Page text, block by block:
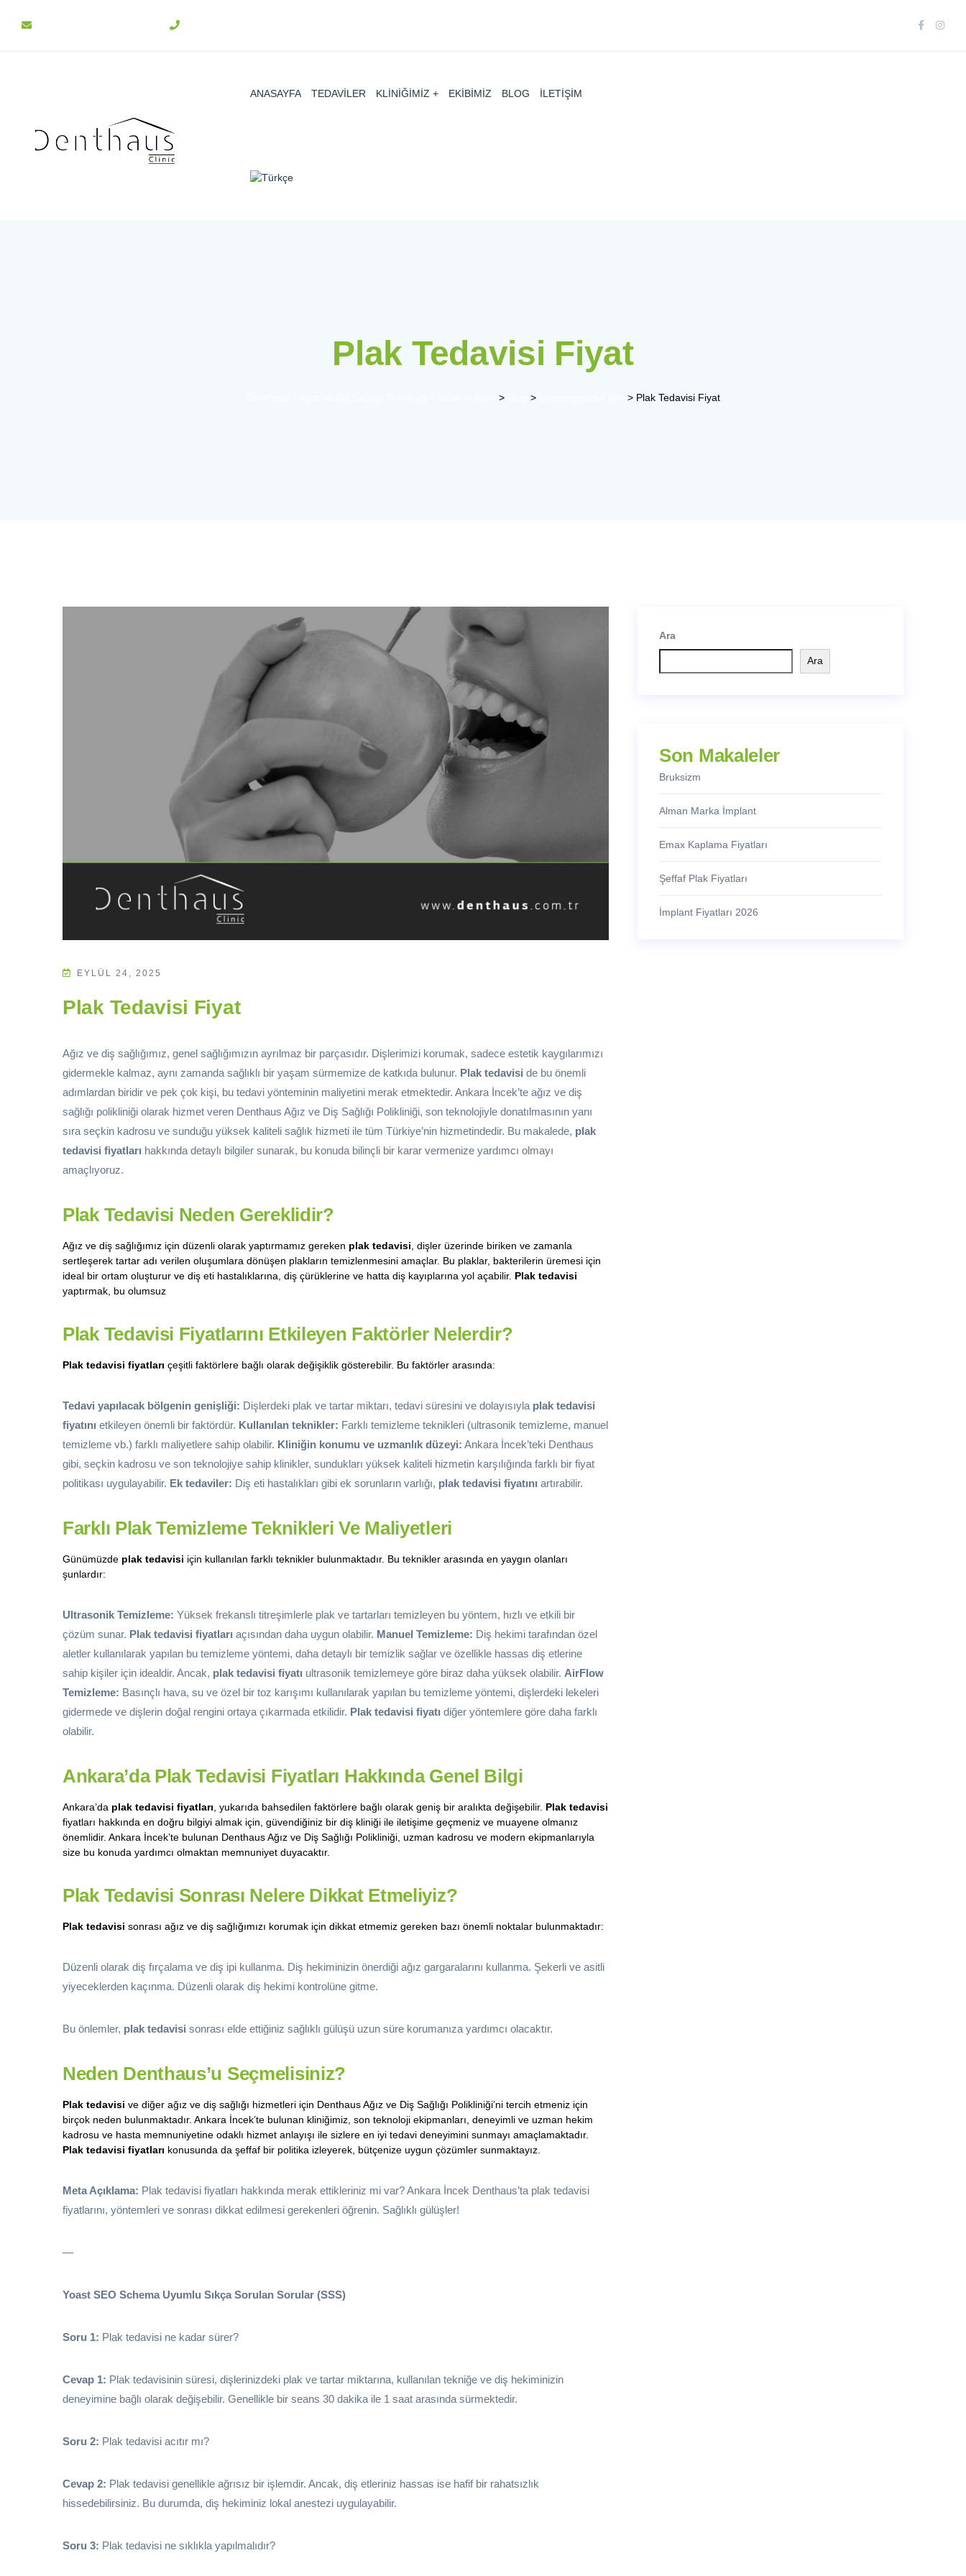
ANASAYFA TEDAVİLER KLİNİĞİMİZ EKİBİMİZ BLOG İLETİŞİM
Plak Tedavisi Fiyat
> > > Plak Tedavisi Fiyat
EYLÜL 24, 2025
Plak Tedavisi Fiyat
Ağız ve diş sağlığımız, genel sağlığımızın ayrılmaz bir parçasıdır. Dişlerimizi korumak, sadece estetik kaygılarımızı
gidermekle kalmaz, aynı zamanda sağlıklı bir yaşam sürmemize de katkıda bulunur. Plak tedavisi de bu önemli
adımlardan biridir ve pek çok kişi, bu tedavi yönteminin maliyetini merak etmektedir. Ankara İncek’te ağız ve diş
sağlığı polikliniği olarak hizmet veren Denthaus Ağız ve Diş Sağlığı Polikliniği, son teknolojiyle donatılmasının yanı
sıra seçkin kadrosu ve sunduğu yüksek kaliteli sağlık hizmeti ile tüm Türkiye’nin hizmetindedir. Bu makalede, plak
tedavisi fiyatları hakkında detaylı bilgiler sunarak, bu konuda bilinçli bir karar vermenize yardımcı olmayı
amaçlıyoruz.
Plak Tedavisi Neden Gereklidir?
Ağız ve diş sağlığımız için düzenli olarak yaptırmamız gereken plak tedavisi , dişler üzerinde biriken ve zamanla
sertleşerek tartar adı verilen oluşumlara dönüşen plakların temizlenmesini amaçlar. Bu plaklar, bakterilerin üremesi için
ideal bir ortam oluşturur ve diş eti hastalıklarına, diş çürüklerine ve hatta diş kayıplarına yol açabilir. Plak tedavisi
yaptırmak, bu olumsuz
Plak Tedavisi Fiyatlarını Etkileyen Faktörler Nelerdir?
Plak tedavisi fiyatları çeşitli faktörlere bağlı olarak değişiklik gösterebilir. Bu faktörler arasında:
Tedavi yapılacak bölgenin genişliği: Dişlerdeki plak ve tartar miktarı, tedavi süresini ve dolayısıyla plak tedavisi
fiyatını etkileyen önemli bir faktördür. Kullanılan teknikler: Farklı temizleme teknikleri (ultrasonik temizleme, manuel
temizleme vb.) farklı maliyetlere sahip olabilir. Kliniğin konumu ve uzmanlık düzeyi: Ankara İncek’teki Denthaus
gibi, seçkin kadrosu ve son teknolojiye sahip klinikler, sundukları yüksek kaliteli hizmetin karşılığında farklı bir fiyat
politikası uygulayabilir. Ek tedaviler: Diş eti hastalıkları gibi ek sorunların varlığı, plak tedavisi fiyatını artırabilir.
Farklı Plak Temizleme Teknikleri Ve Maliyetleri
Günümüzde plak tedavisi için kullanılan farklı teknikler bulunmaktadır. Bu teknikler arasında en yaygın olanları
şunlardır:
Ultrasonik Temizleme: Yüksek frekanslı titreşimlerle plak ve tartarları temizleyen bu yöntem, hızlı ve etkili bir
çözüm sunar. Plak tedavisi fiyatları açısından daha uygun olabilir. Manuel Temizleme: Diş hekimi tarafından özel
aletler kullanılarak yapılan bu temizleme yöntemi, daha detaylı bir temizlik sağlar ve özellikle hassas diş etlerine
sahip kişiler için idealdir. Ancak, plak tedavisi fiyatı ultrasonik temizlemeye göre biraz daha yüksek olabilir. AirFlow
Temizleme: Basınçlı hava, su ve özel bir toz karışımı kullanılarak yapılan bu temizleme yöntemi, dişlerdeki lekeleri
gidermede ve dişlerin doğal rengini ortaya çıkarmada etkilidir. Plak tedavisi fiyatı diğer yöntemlere göre daha farklı
olabilir.
Ankara’da Plak Tedavisi Fiyatları Hakkında Genel Bilgi
Ankara’da plak tedavisi fiyatları , yukarıda bahsedilen faktörlere bağlı olarak geniş bir aralıkta değişebilir. Plak tedavisi
fiyatları hakkında en doğru bilgiyi almak için, güvendiğiniz bir diş kliniği ile iletişime geçmeniz ve muayene olmanız
önemlidir. Ankara İncek’te bulunan Denthaus Ağız ve Diş Sağlığı Polikliniği, uzman kadrosu ve modern ekipmanlarıyla
size bu konuda yardımcı olmaktan memnuniyet duyacaktır.
Plak Tedavisi Sonrası Nelere Dikkat Etmeliyiz?
Plak tedavisi sonrası ağız ve diş sağlığımızı korumak için dikkat etmemiz gereken bazı önemli noktalar bulunmaktadır:
Düzenli olarak diş fırçalama ve diş ipi kullanma. Diş hekiminizin önerdiği ağız gargaralarını kullanma. Şekerli ve asitli
yiyeceklerden kaçınma. Düzenli olarak diş hekimi kontrolüne gitme.
Bu önlemler, plak tedavisi sonrası elde ettiğiniz sağlıklı gülüşü uzun süre korumanıza yardımcı olacaktır.
Neden Denthaus’u Seçmelisiniz?
Plak tedavisi ve diğer ağız ve diş sağlığı hizmetleri için Denthaus Ağız ve Diş Sağlığı Polikliniği’ni tercih etmeniz için
birçok neden bulunmaktadır. Ankara İncek’te bulunan kliniğimiz, son teknoloji ekipmanları, deneyimli ve uzman hekim
kadrosu ve hasta memnuniyetine odaklı hizmet anlayışı ile sizlere en iyi tedavi deneyimini sunmayı amaçlamaktadır.
Plak tedavisi fiyatları konusunda da şeffaf bir politika izleyerek, bütçenize uygun çözümler sunmaktayız.
Meta Açıklama: Plak tedavisi fiyatları hakkında merak ettikleriniz mi var? Ankara İncek Denthaus’ta plak tedavisi
fiyatlarını, yöntemleri ve sonrası dikkat edilmesi gerekenleri öğrenin. Sağlıklı gülüşler!
—
Yoast SEO Schema Uyumlu Sıkça Sorulan Sorular (SSS)
Soru 1: Plak tedavisi ne kadar sürer?
Cevap 1: Plak tedavisinin süresi, dişlerinizdeki plak ve tartar miktarına, kullanılan tekniğe ve diş hekiminizin
deneyimine bağlı olarak değişebilir. Genellikle bir seans 30 dakika ile 1 saat arasında sürmektedir.
Soru 2: Plak tedavisi acıtır mı?
Cevap 2: Plak tedavisi genellikle ağrısız bir işlemdir. Ancak, diş etleriniz hassas ise hafif bir rahatsızlık
hissedebilirsiniz. Bu durumda, diş hekiminiz lokal anestezi uygulayabilir.
Soru 3: Plak tedavisi ne sıklıkla yapılmalıdır?
Ara
Ara
Son Makaleler
Bruksizm
Alman Marka İmplant
Emax Kaplama Fiyatları
Şeffaf Plak Fiyatları
İmplant Fiyatları 2026